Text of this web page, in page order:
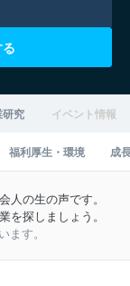
究 イベント情報
福利厚生・環境 成
人の生の声です。
を探しましょう。
す。